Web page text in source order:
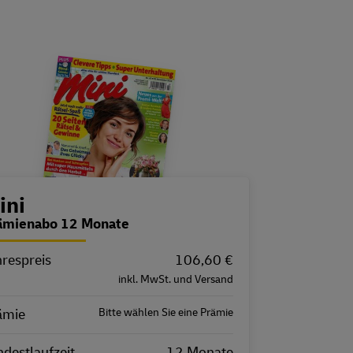
12 Monate
106,60 €
inkl. MwSt. und Versand
Bitte wählen Sie eine Prämie